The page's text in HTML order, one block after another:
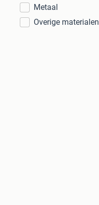
Metaal
Overige materialen